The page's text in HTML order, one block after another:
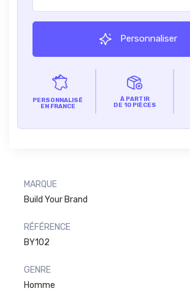
Personnaliser
PERSONNALISÉ
EN FRANCE
À PARTIR
DE 10 PIÈCES
MARQUE
Build Your Brand
RÉFÉRENCE
BY102
GENRE
Homme